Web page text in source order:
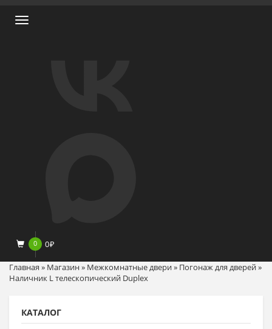
Меню
0 0₽
Главная » Магазин» Межкомнатные двери» Погонаж для дверей»
Наличник L телескопический Duplex
КАТАЛОГ